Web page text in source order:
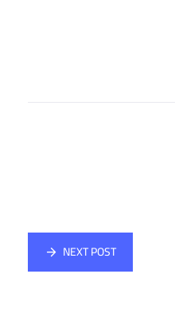
NEXT POST